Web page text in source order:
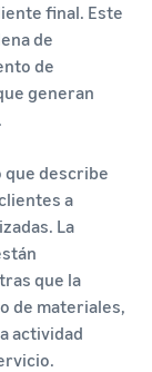
final. Este
de
de
generan
que describe
a
La
que la
de materiales,
actividad